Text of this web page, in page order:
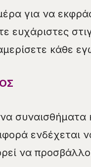
για να
ευχάριστες
κάθε
συναισθήματα
ενδέχεται
να